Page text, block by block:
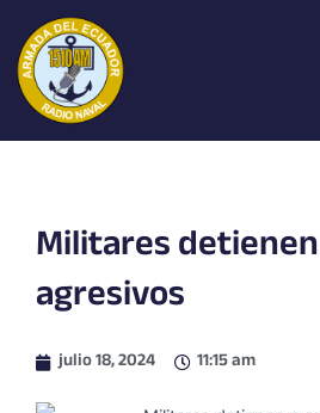
contenido
Militares
agresivos
julio 18, 2024 11:15 am